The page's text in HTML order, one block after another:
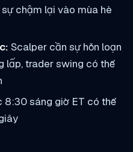
chậm lại vào mùa hè
Scalper cần sự hỗn loạn
lấp, trader swing có thể
8:30 sáng giờ ET có thể